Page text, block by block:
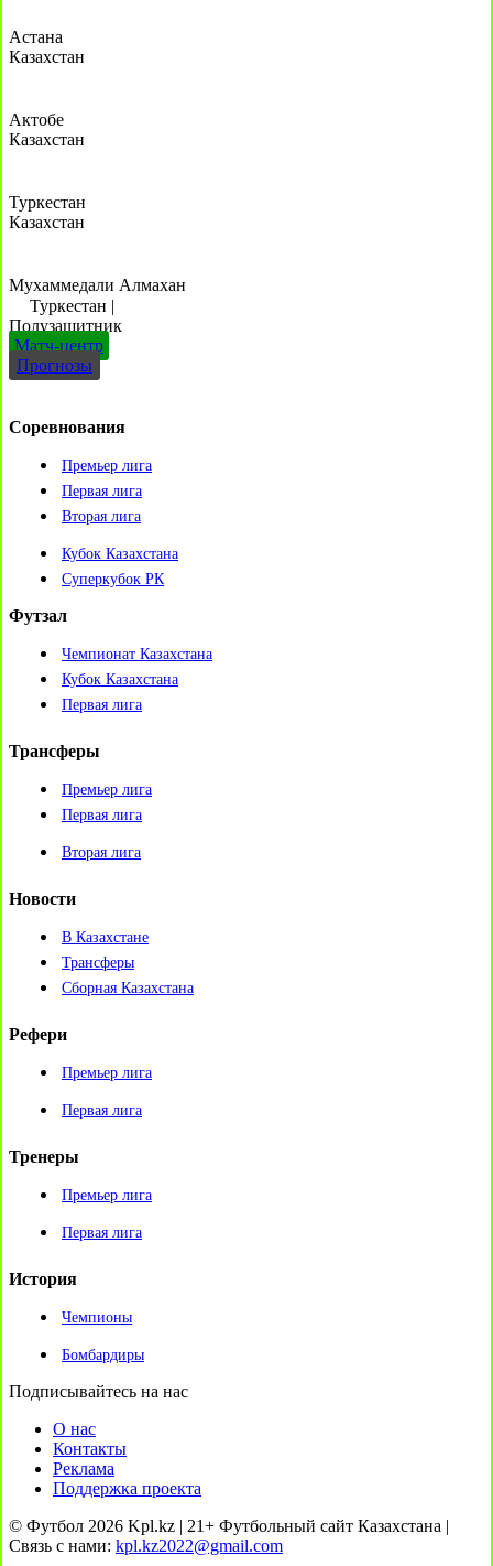
Астана
Казахстан
Актобе
Казахстан
Туркестан
Казахстан
Мухаммедали Алмахан
Туркестан |
Полузащитник
Матч-центр
Прогнозы
Соревнования
Премьер лига
Первая лига
Вторая лига
Кубок Казахстана
Суперкубок РК
Футзал
Чемпионат Казахстана
Кубок Казахстана
Первая лига
Трансферы
Премьер лига
Первая лига
Вторая лига
Новости
В Казахстане
Трансферы
Сборная Казахстана
Рефери
Премьер лига
Первая лига
Тренеры
Премьер лига
Первая лига
История
Чемпионы
Бомбардиры
Подписывайтесь на нас
О нас
Контакты
Реклама
Поддержка проекта
© Футбол 2026 Kpl.kz | 21+ Футбольный сайт Казахстана |
Связь с нами: kpl.kz2022@gmail.com